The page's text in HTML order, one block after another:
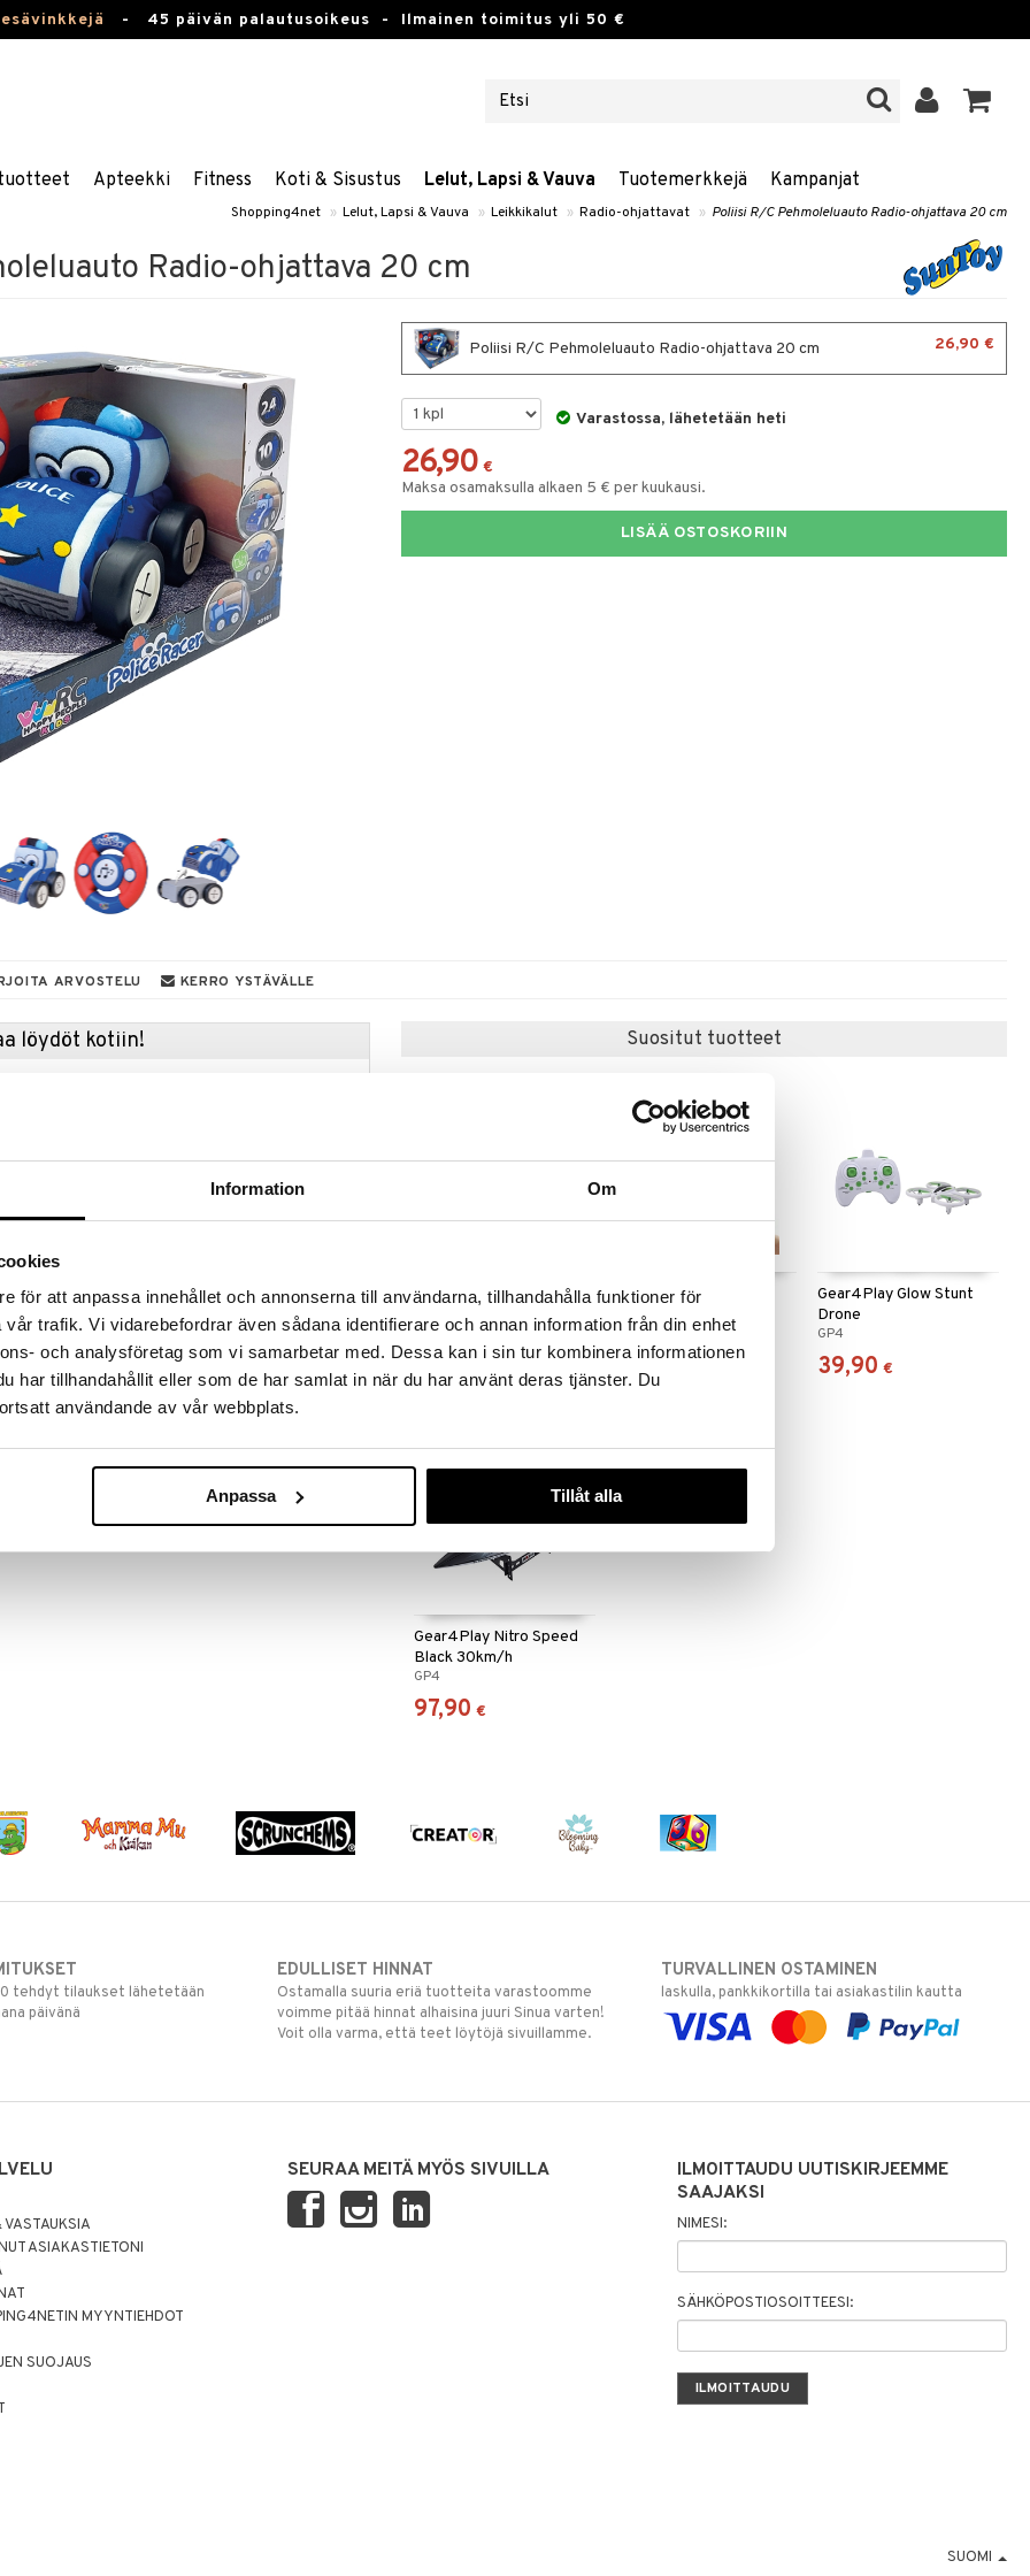
Information Om
för att anpassa innehållet och annonserna till användarna, tillhandahålla funktioner för
trafik. Vi vidarebefordrar även sådana identifierare och annan information från din enhet
och analysföretag som vi samarbetar med. Dessa kan i sin tur kombinera informationen
har tillhandahållit eller som de har samlat in när du har använt deras tjänster. Du
användande av vår webbplats.
Anpassa Tillåt alla
- 45 päivän palautusoikeus - Ilmainen toimitus yli 50 €
Apteekki Fitness Koti & Sisustus Lelut, Lapsi & Vauva Tuotemerkkejä Kampanjat
Shopping4net » Lelut, Lapsi & Vauva » Leikkikalut » Radio-ohjattavat » Poliisi R/C Pehmoleluauto Radio-ohjattava 20 cm
Radio-ohjattava 20 cm
Poliisi R/C Pehmoleluauto Radio-ohjattava 20 cm 26,90 €
Varastossa, lähetetään heti
26,90 €
Maksa osamaksulla alkaen 5 € per kuukausi.
LISÄÄ OSTOSKORIIN
ARVOSTELU KERRO YSTÄVÄLLE
löydöt kotiin!
cm on söpö radiolla ohjattava poliisiauto äänillä
plyysistä ja se on täydellinen sisätiloissa
seiniin ja muihin esteisiin. Plyysipäällisen voi
Suositut tuotteet
G4P 1:43 Soft Shell Mini
Car Blue
GP4
14,90
Gear4Play Flying Ball
GP4
9,90
Gear4Play Glow Stunt
Drone
GP4
39,90 €
Gear4Play Nitro Speed
Black 30km/h
GP4
97,90 €
tehdyt tilaukset lähetetään
päivänä
EDULLISET HINNAT
Ostamalla suuria eriä tuotteita varastoomme
voimme pitää hinnat alhaisina juuri Sinua varten!
Voit olla varma, että teet löytöjä sivuillamme.
TURVALLINEN OSTAMINEN
laskulla, pankkikortilla tai asiakastilin kautta
ASIAKASTIETONI
MYYNTIEHDOT
SUOJAUS
SEURAA MEITÄ MYÖS SIVUILLA
ILMOITTAUDU UUTISKIRJEEMME
SAAJAKSI
NIMESI:
SÄHKÖPOSTIOSOITTEESI:
SUOMI